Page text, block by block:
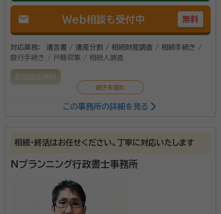
mail Web相談も受付中 無料
対応業務：
遺言書 / 遺産分割 / 相続財産調査 / 相続手続き /
銀行手続き / 戸籍収集 / 相続人調査
初回面談無料
行政書士土橋治男事務所は、地下鉄東豊線の新道東駅
から徒歩10分程度のところにあります。 クライントが納
て依頼を成し遂げ、深い真心をもって対応いたします。
行政書士
この事務所の詳細を見る
相続・終活はお任せください。丁寧に対応いたします
Nプランニング行政書士事務所